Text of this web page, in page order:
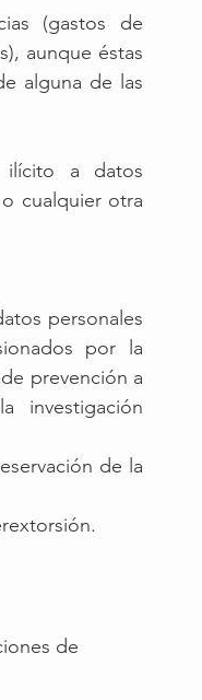
(gastos de
aunque éstas
alguna de las
ilícito a datos
cualquier otra
personales
por la
prevención a
investigación
de la
de